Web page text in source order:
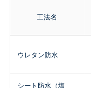
工法名
ウレタン防水
シート防水（塩